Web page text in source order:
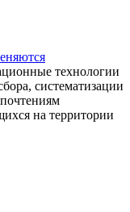
технологии
систематизации
на территории